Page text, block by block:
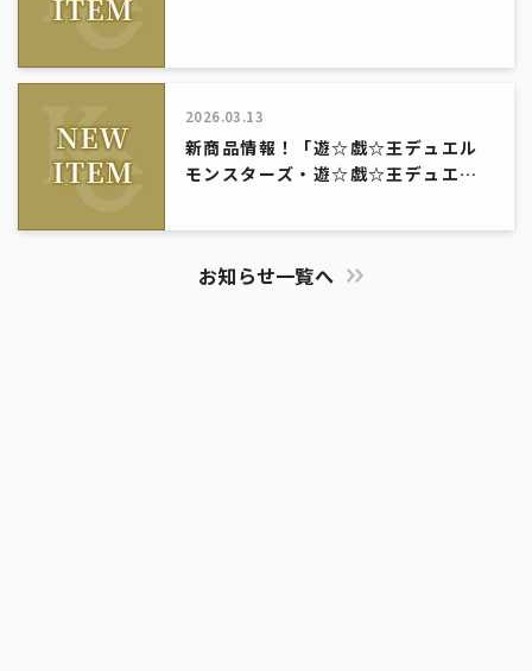
2026.03.13
新商品情報！「遊☆戯☆王デュエル
モンスターズ・遊☆戯☆王デュエル
クターズ」
お知らせ一覧へ